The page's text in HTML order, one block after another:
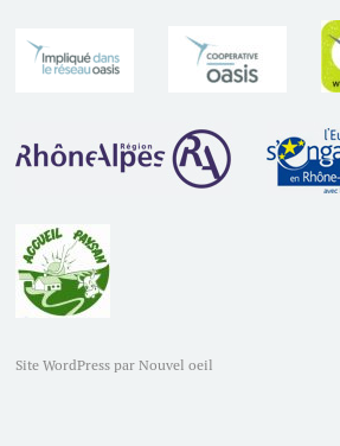
Site WordPress par Nouvel oeil